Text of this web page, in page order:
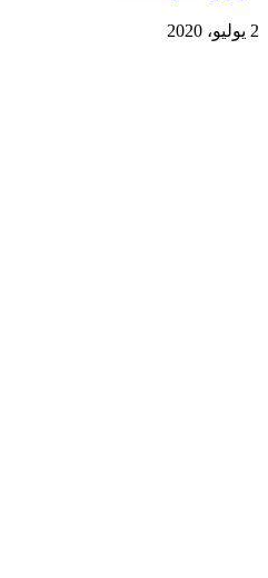
2 يوليو، 2020